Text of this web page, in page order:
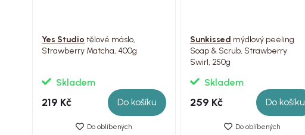
Yes Studio tělové máslo,
Strawberry Matcha, 400g
Skladem
219 Kč Do košíku
Do oblíbených
Sunkissed mýdlový peeling
Soap & Scrub, Strawberry
Swirl, 250g
Skladem
259 Kč Do košíku
Do oblíbených